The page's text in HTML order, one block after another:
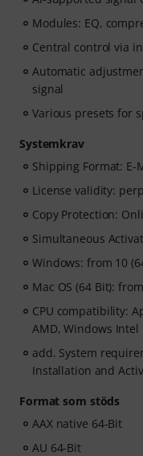
Modules: EQ,
Central control via
Automatic
signal
Various presets for
Systemkrav
Shipping Format: E-
License validity:
Copy Protection:
Simultaneous
Windows: from 10
Mac OS (64 Bit):
CPU compatibility:
AMD, Windows Intel
add. System
Installation and
Format som stöds
AAX native 64-Bit
AU 64-Bit